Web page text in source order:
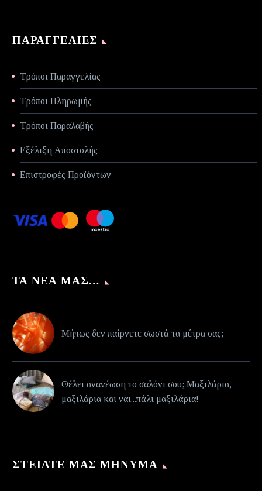
ΠΑΡΑΓΓΕΛΊΕΣ
Τρόποι Παραγγελίας
Τρόποι Πληρωμής
Τρόποι Παραλαβής
Εξέλιξη Αποστολής
Επιστροφές Προϊόντων
ΤΑ ΝΈΑ ΜΑΣ…
Μήπως δεν παίρνετε σωστά τα μέτρα σας;
Θέλει ανανέωση το σαλόνι σου; Μαξιλάρια,
μαξιλάρια και ναι...πάλι μαξιλάρια!
ΣΤΕΊΛΤΕ ΜΑΣ ΜΉΝΥΜΑ